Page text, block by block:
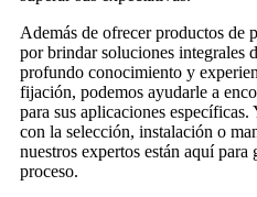
Además de ofrecer productos de
por brindar soluciones integrales
profundo conocimiento y
fijación, podemos ayudarle a
para sus aplicaciones específicas.
con la selección, instalación o
nuestros expertos están aquí para
proceso.